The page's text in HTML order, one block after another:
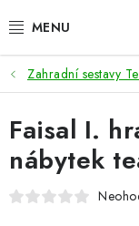
na
ZAHRADNÍ
ŽIDLE
STOLY
Zahradní sestavy
Faisal I.
nábytek